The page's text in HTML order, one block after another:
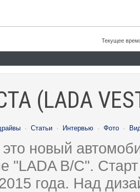
Текущее
(LADA
· Статьи · Интервью · Фото ·
новый
"LADA B/C".
года. Над